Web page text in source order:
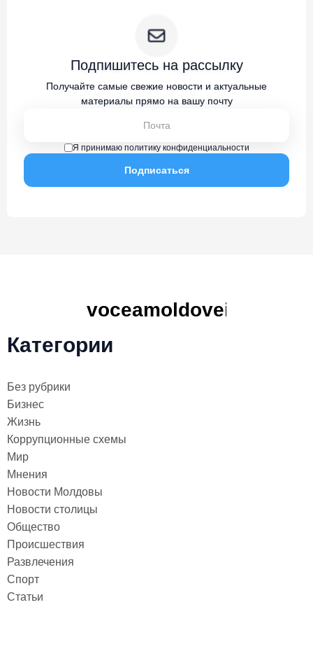
Подпишитесь на рассылку
Получайте самые свежие новости и актуальные
материалы прямо на вашу почту
Я принимаю политику конфиденциальности
Категории
Без рубрики
Бизнес
Жизнь
Коррупционные схемы
Мир
Мнения
Новости Молдовы
Новости столицы
Общество
Происшествия
Развлечения
Спорт
Статьи